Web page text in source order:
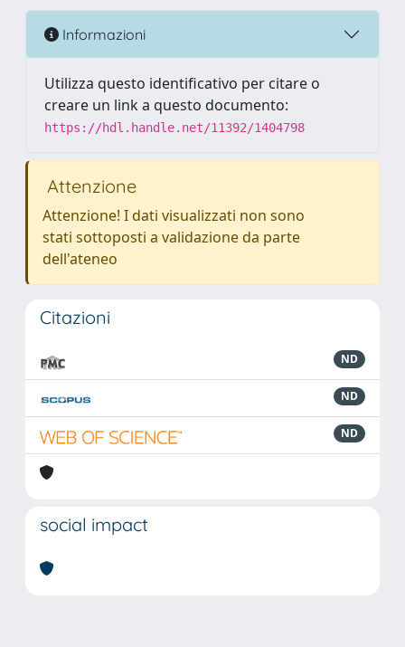
Informazioni
Utilizza questo identificativo per citare o
creare un link a questo documento:
https://hdl.handle.net/11392/1404798
Attenzione
Attenzione! I dati visualizzati non sono
stati sottoposti a validazione da parte
dell'ateneo
Citazioni
ND
ND
ND
social impact